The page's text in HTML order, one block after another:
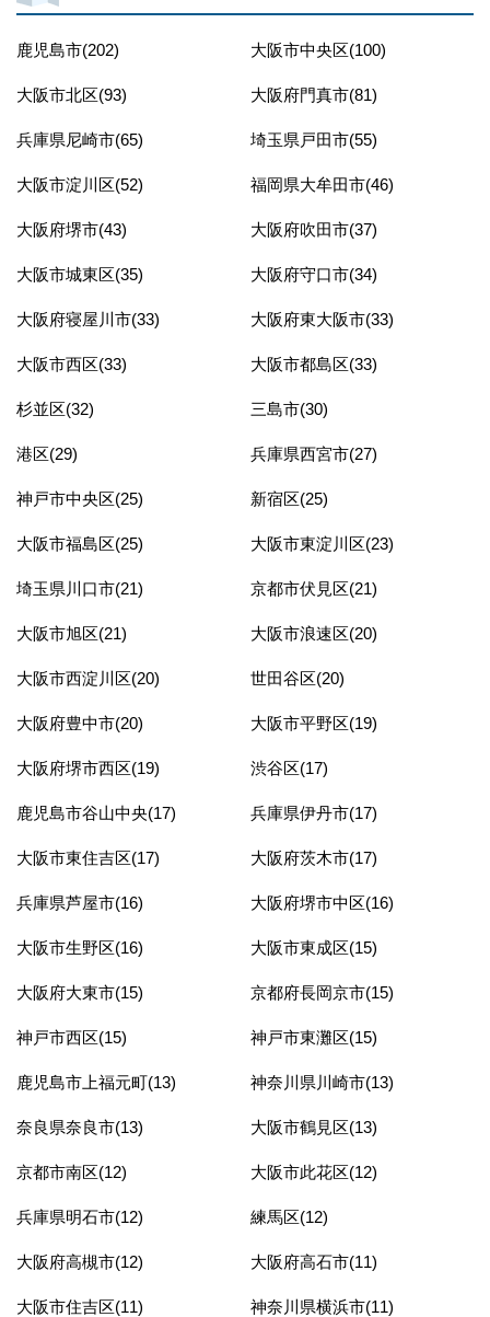
鹿児島市(202) 大阪市中央区(100)
大阪市北区(93) 大阪府門真市(81)
兵庫県尼崎市(65) 埼玉県戸田市(55)
大阪市淀川区(52) 福岡県大牟田市(46)
大阪府堺市(43) 大阪府吹田市(37)
大阪市城東区(35) 大阪府守口市(34)
大阪府寝屋川市(33) 大阪府東大阪市(33)
大阪市西区(33) 大阪市都島区(33)
杉並区(32) 三島市(30)
港区(29) 兵庫県西宮市(27)
神戸市中央区(25) 新宿区(25)
大阪市福島区(25) 大阪市東淀川区(23)
埼玉県川口市(21) 京都市伏見区(21)
大阪市旭区(21) 大阪市浪速区(20)
大阪市西淀川区(20) 世田谷区(20)
大阪府豊中市(20) 大阪市平野区(19)
大阪府堺市西区(19) 渋谷区(17)
鹿児島市谷山中央(17) 兵庫県伊丹市(17)
大阪市東住吉区(17) 大阪府茨木市(17)
兵庫県芦屋市(16) 大阪府堺市中区(16)
大阪市生野区(16) 大阪市東成区(15)
大阪府大東市(15) 京都府長岡京市(15)
神戸市西区(15) 神戸市東灘区(15)
鹿児島市上福元町(13) 神奈川県川崎市(13)
奈良県奈良市(13) 大阪市鶴見区(13)
京都市南区(12) 大阪市此花区(12)
兵庫県明石市(12) 練馬区(12)
大阪府高槻市(12) 大阪府高石市(11)
大阪市住吉区(11) 神奈川県横浜市(11)